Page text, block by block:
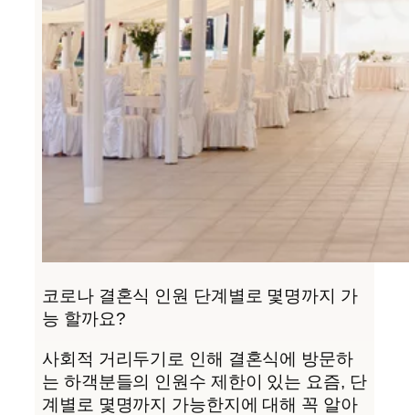
코로나 결혼식 인원 단계별로 몇명까지 가
능 할까요?
사회적 거리두기로 인해 결혼식에 방문하
는 하객분들의 인원수 제한이 있는 요즘, 단
계별로 몇명까지 가능한지에 대해 꼭 알아